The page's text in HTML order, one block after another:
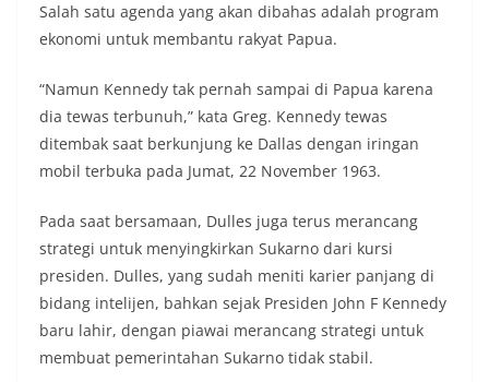
Salah satu agenda yang akan dibahas adalah program
ekonomi untuk membantu rakyat Papua.
“Namun Kennedy tak pernah sampai di Papua karena
dia tewas terbunuh,” kata Greg. Kennedy tewas
ditembak saat berkunjung ke Dallas dengan iringan
mobil terbuka pada Jumat, 22 November 1963.
Pada saat bersamaan, Dulles juga terus merancang
strategi untuk menyingkirkan Sukarno dari kursi
presiden. Dulles, yang sudah meniti karier panjang di
bidang intelijen, bahkan sejak Presiden John F Kennedy
baru lahir, dengan piawai merancang strategi untuk
membuat pemerintahan Sukarno tidak stabil.